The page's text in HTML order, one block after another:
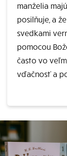
manželia
posilňuje, a
svedkami
pomocou
často vo
vďačnosť a